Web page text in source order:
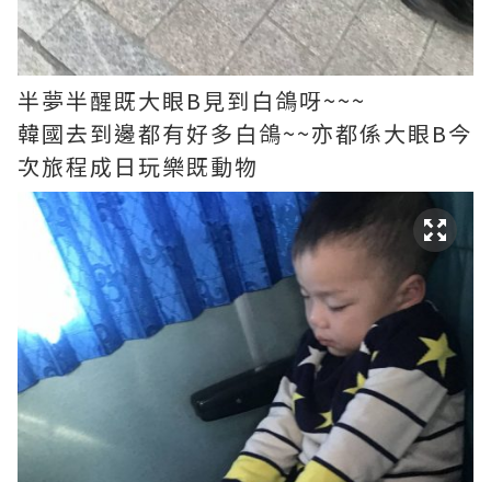
半夢半醒既大眼B見到白鴿呀~~~
韓國去到邊都有好多白鴿~~亦都係大眼B今
次旅程成日玩樂既動物